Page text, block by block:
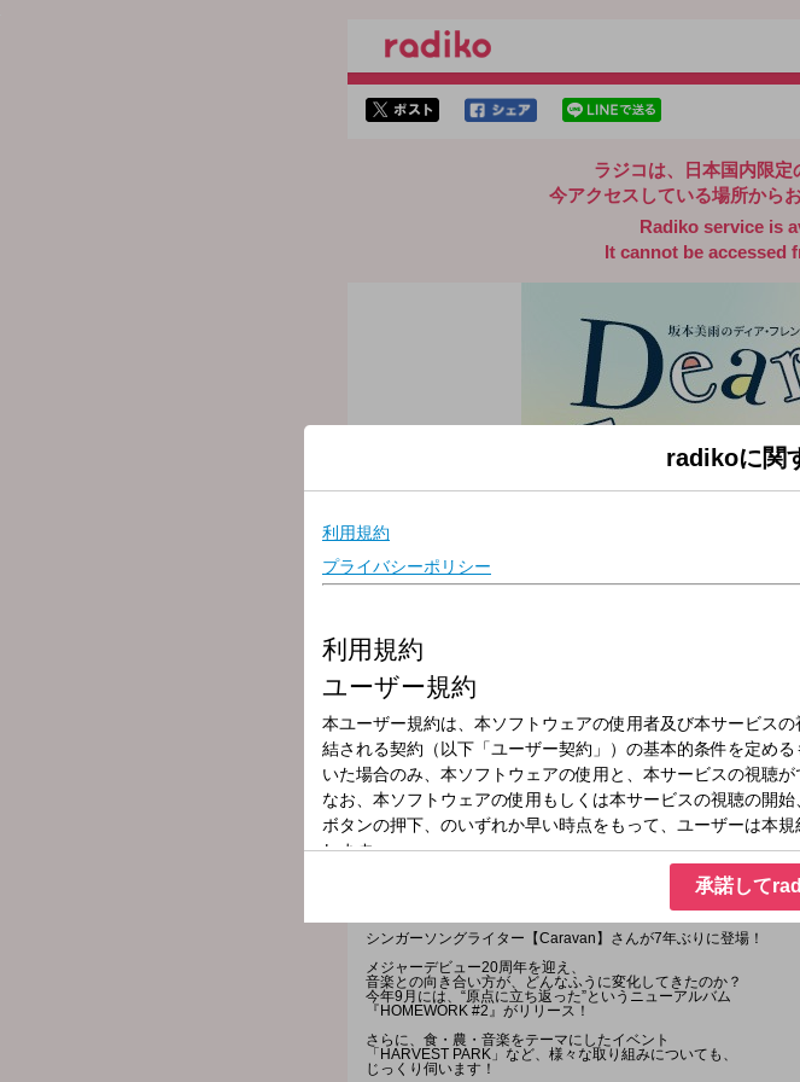
ラジコは、日本国内限定
今アクセスしている場所から
Radiko service is
It cannot be accessed
放送局
放送時間
2025年11月20日（木）11:00～11:30
番組名
ディア・フレンズ
シンガーソングライター【Caravan】さんが7年ぶりに登場！
メジャーデビュー20周年を迎え、
音楽との向き合い方が、どんなふうに変化してきたのか？
今年9月には、“原点に立ち返った”というニューアルバム
『HOMEWORK #2』がリリース！
さらに、食・農・音楽をテーマにしたイベント
「HARVEST PARK」など、様々な取り組みについても、
じっくり伺います！
radikoに関
承諾して